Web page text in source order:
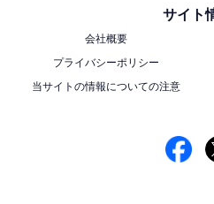
サイト
会社概要
プライバシーポリシー
当サイトの情報についての注意